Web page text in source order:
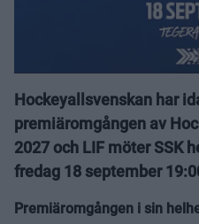
Hockeyallsvenskan har
premiäromgången av
2027 och LIF möter SSK
fredag 18 september
Premiäromgången i sin